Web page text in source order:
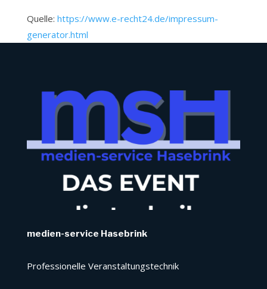
Quelle: https://www.e-recht24.de/impressum-
generator.html
medien-service Hasebrink
Professionelle Veranstaltungstechnik